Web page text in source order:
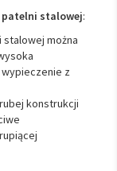
stalowej:
stalowej można
z
konstrukcji